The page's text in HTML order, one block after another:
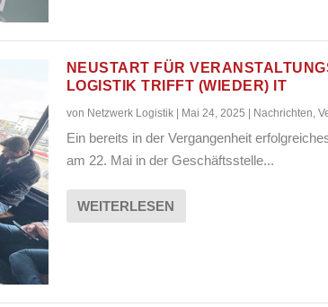
NEUSTART FÜR
LOGISTIK TRIFFT (WIEDER) IT
von Netzwerk Logistik| Mai 24, 2025 Nachrichten,
Ein bereits in der Vergangenheit
am 22. Mai in der Geschäftsstelle...
WEITERLESEN